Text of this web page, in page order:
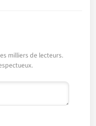
milliers de lecteurs.